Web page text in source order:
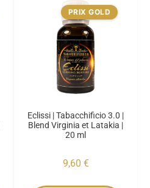
PRIX GOLD
Eclissi | Tabacchificio 3.0 |
Blend Virginia et Latakia |
20 ml
9,60 €